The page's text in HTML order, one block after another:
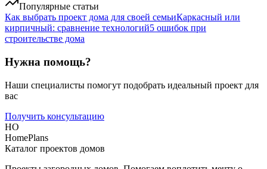
Популярные статьи
Как выбрать проект дома для своей семьиКаркасный или
кирпичный: сравнение технологий5 ошибок при
строительстве дома
Нужна помощь?
Наши специалисты помогут подобрать идеальный проект для
вас
Получить консультацию
HO
HomePlans
Каталог проектов домов